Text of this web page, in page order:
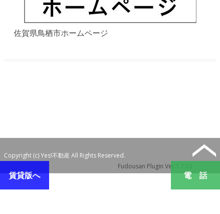
佐賀県鳥栖市ホームページ
Copyright (c) Yes!不動産 All Rights Reserved.
Fudousan Plugin Ver.1.7.15
賃貸版へ 電 話